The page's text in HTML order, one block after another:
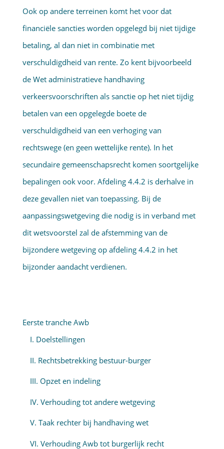
Ook op andere terreinen komt het voor dat
financiële sancties worden opgelegd bij niet tijdige
betaling, al dan niet in combinatie met
verschuldigdheid van rente. Zo kent bijvoorbeeld
de Wet administratieve handhaving
verkeersvoorschriften als sanctie op het niet tijdig
betalen van een opgelegde boete de
verschuldigdheid van een verhoging van
rechtswege (en geen wettelijke rente). In het
secundaire gemeenschapsrecht komen soortgelijke
bepalingen ook voor. Afdeling 4.4.2 is derhalve in
deze gevallen niet van toepassing. Bij de
aanpassingswetgeving die nodig is in verband met
dit wetsvoorstel zal de afstemming van de
bijzondere wetgeving op afdeling 4.4.2 in het
bijzonder aandacht verdienen.
Eerste tranche Awb
I. Doelstellingen
II. Rechtsbetrekking bestuur-burger
III. Opzet en indeling
IV. Verhouding tot andere wetgeving
V. Taak rechter bij handhaving wet
VI. Verhouding Awb tot burgerlijk recht